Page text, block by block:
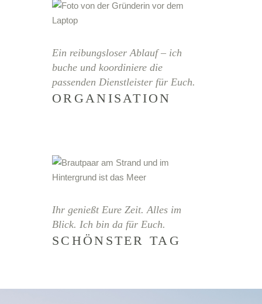
Ein reibungsloser Ablauf – ich
buche und koordiniere die
passenden Dienstleister für Euch.
ORGANISATION
Ihr genießt Eure Zeit. Alles im
Blick. Ich bin da für Euch.
SCHÖNSTER TAG